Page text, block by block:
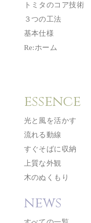
トミタのコア技術
３つの工法
基本仕様
Re:ホーム
essence
光と風を活かす
流れる動線
すぐそばに収納
上質な外観
木のぬくもり
news